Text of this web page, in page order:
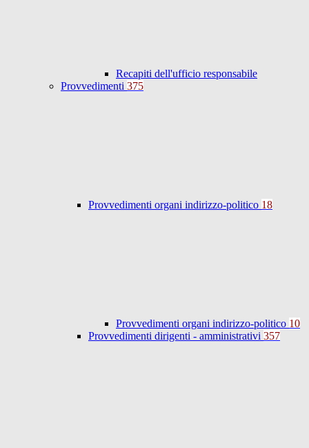
Recapiti dell'ufficio responsabile
Provvedimenti 375
Provvedimenti organi indirizzo-politico 18
Provvedimenti organi indirizzo-politico 10
Provvedimenti dirigenti - amministrativi 357